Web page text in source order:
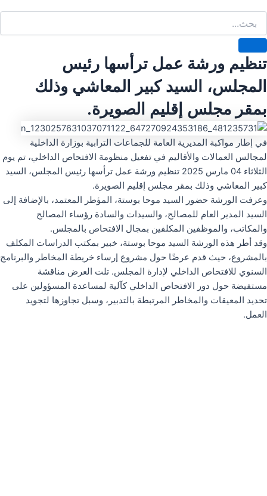
تنظيم ورشة عمل ترأسها رئيس
المجلس، السيد كبير المعاشي وذلك
بمقر مجلس إقليم الصويرة.
في إطار مواكبة المديرية العامة للجماعات الترابية بوزارة الداخلية
لمجالس العمالات والأقاليم في تفعيل منظومة الافتحاص الداخلي، تم يوم
الثلاثاء 04 مارس 2025 تنظيم ورشة عمل ترأسها رئيس المجلس، السيد
كبير المعاشي وذلك بمقر مجلس إقليم الصويرة.
وعرفت الورشة حضور السيد موحا بوستة، المؤطر المعتمد، بالإضافة إلى
السيد المدير العام للمصالح، والسيدات والسادة رؤساء المصالح
والمكاتب، والموظفين المكلفين بمجال الافتحاص بالمجلس.
وقد أطر هذه الورشة السيد موحا بوستة، خبير بمكتب الدراسات المكلف
بالمشروع، حيث قدم عرضًا حول مشروع إرساء خريطة المخاطر والبرنامج
السنوي للافتحاص الداخلي لإدارة المجلس. تلت العرض مناقشة
مستفيضة حول دور الافتحاص الداخلي كآلية لمساعدة المسؤولين على
تحديد المعيقات والمخاطر المرتبطة بالتدبير، وسبل تجاوزها لتجويد
العمل.